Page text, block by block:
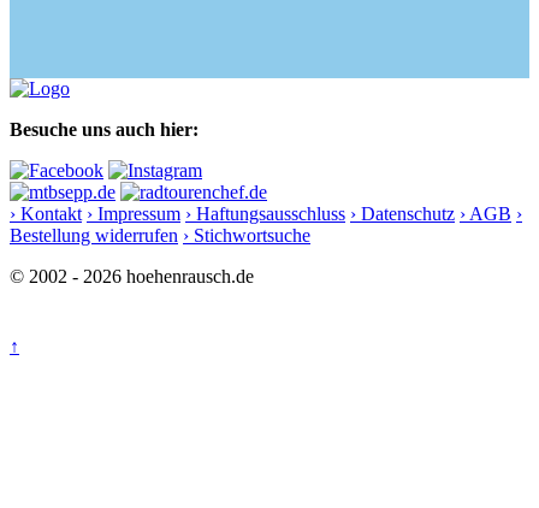
Besuche uns auch hier:
› Kontakt › Impressum › Haftungsausschluss › Datenschutz › AGB ›
Bestellung widerrufen › Stichwortsuche
© 2002 - 2026 hoehenrausch.de
↑